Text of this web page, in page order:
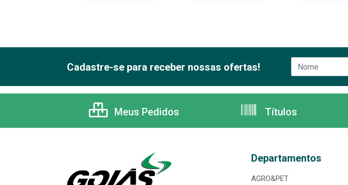
Cadastre-se para receber nossas ofertas!
Meus Pedidos Títulos
Departamentos
AGRO&PET